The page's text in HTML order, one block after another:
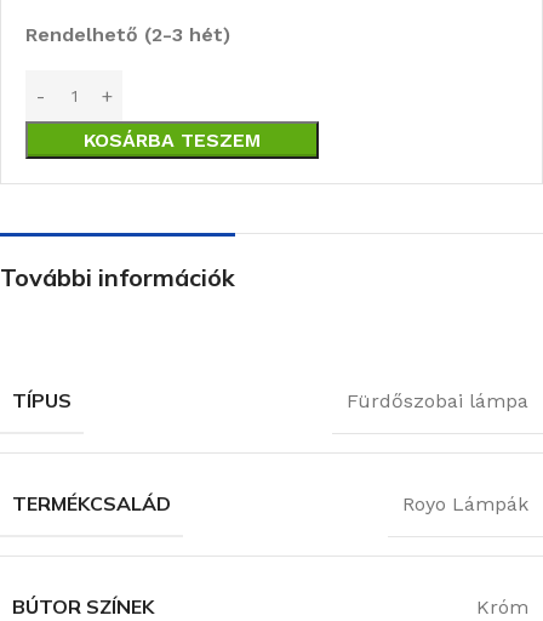
Rendelhető (2-3 hét)
KOSÁRBA TESZEM
További információk
TÍPUS Fürdőszobai lámpa
TERMÉKCSALÁD Royo Lámpák
BÚTOR SZÍNEK Króm